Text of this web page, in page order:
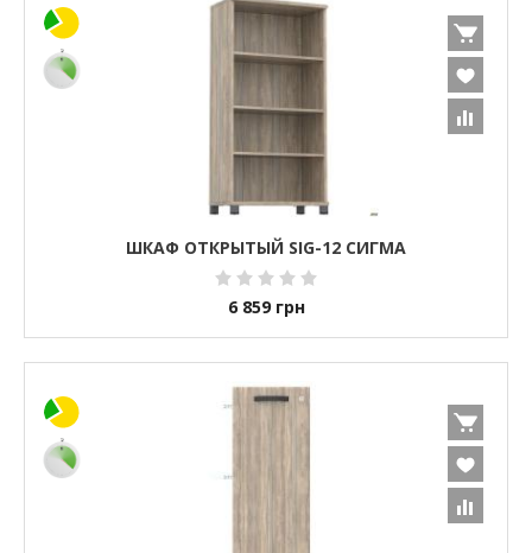
ШКАФ ОТКРЫТЫЙ SIG-12 СИГМА
6 859 грн